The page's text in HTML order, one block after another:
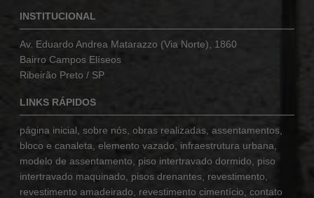
INSTITUCIONAL
Av. Eduardo Andrea Matarazzo (Via Norte), 1860
Bairro Campos Elíseos
Ribeirão Preto / SP
LINKS RÁPIDOS
página inicial ,sobre nós ,obras realizadas ,assentamentos
bloco e canaleta ,elemento vazado infraestrutura urbana
modelo de assentamento
piso intertravado dormido
piso
intertravado maquinado
pisos drenantes revestimento
revestimento amadeirado
revestimento cimentício ,contato